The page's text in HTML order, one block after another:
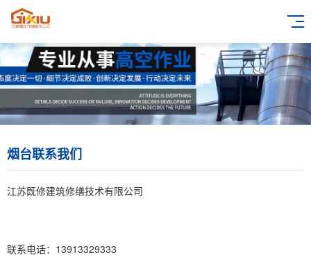
烟台联系我们
江苏既修建筑修缮技术有限公司
联系电话：13913329333